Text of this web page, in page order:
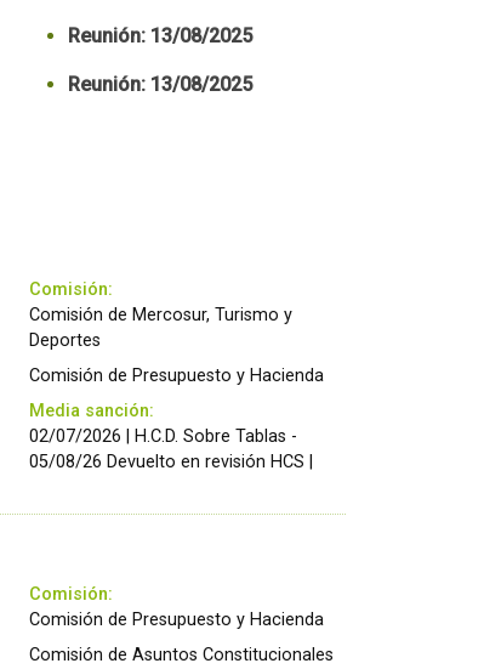
Reunión: 13/08/2025
Reunión: 13/08/2025
Comisión:
Comisión de Mercosur, Turismo y
Deportes
Comisión de Presupuesto y Hacienda
Media sanción:
02/07/2026 | H.C.D. Sobre Tablas -
05/08/26 Devuelto en revisión HCS |
Comisión:
Comisión de Presupuesto y Hacienda
Comisión de Asuntos Constitucionales